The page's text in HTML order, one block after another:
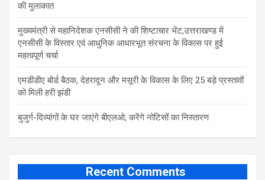
की मुलाकात
मुख्यमंत्री से महानिदेशक एनसीसी ने की शिष्टाचार भेंट,उत्तराखण्ड में
एनसीसी के विस्तार एवं आधुनिक आधारभूत संरचना के विकास पर हुई
महत्वपूर्ण चर्चा
एमडीडीए बोर्ड बैठक, देहरादून और मसूरी के विकास के लिए 25 बड़े प्रस्तावों
को मिली हरी झंडी
बुजुर्ग-दिव्यांगों के घर जाएंगे बीएलओ, करेंगे नोटिसों का निस्तारण
Recent Comments